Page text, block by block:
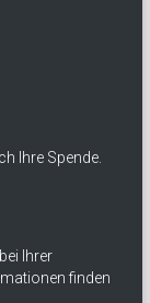
Ihre Spende.
Ihrer
finden